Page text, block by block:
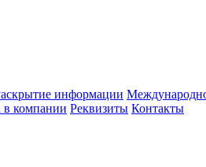
информации
в компании Реквизиты Контакты